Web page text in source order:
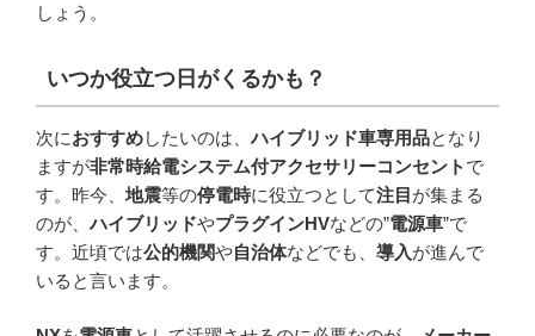
しょう。
いつか役立つ日がくるかも？
次におすすめしたいのは、ハイブリッド車専用品となり
ますが非常時給電システム付アクセサリーコンセント で
す。昨今、 地震等の停電時に役立つとして注目 が集まる
のが、ハイブリッドやプラグインHVなどの”電源車”で
す。近頃では公的機関や自治体などでも、 導入が進んで
いると言います。